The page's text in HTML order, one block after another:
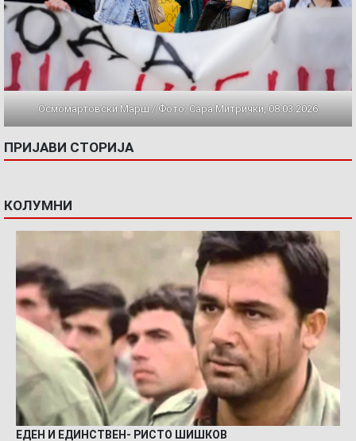
Осмомартовски Марш / Фото: Сара Митрички, 08.03.2026
ПРИЈАВИ СТОРИЈА
КОЛУМНИ
ЕДЕН И ЕДИНСТВЕН- РИСТО ШИШКОВ